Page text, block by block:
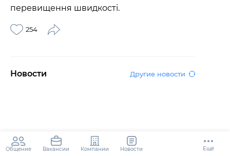
перевищення швидкості.
254
Новости Другие новости
Общение Вакансии Компании Новости Ещё